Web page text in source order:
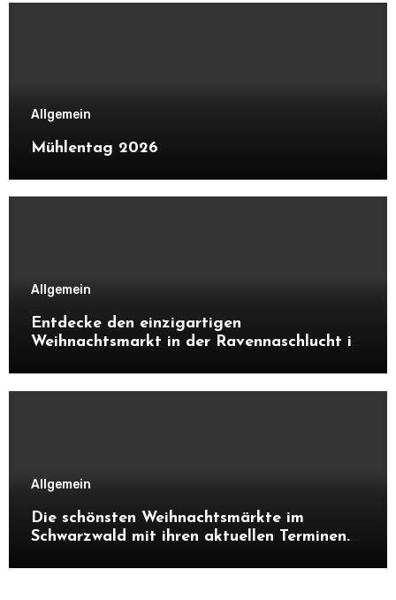
Allgemein
Mühlentag 2026
Allgemein
Entdecke den einzigartigen
Weihnachtsmarkt in der Ravennaschlucht im
Allgemein
Die schönsten Weihnachtsmärkte im
Schwarzwald mit ihren aktuellen Terminen.
Tipps, warum sich ein Besuch in der